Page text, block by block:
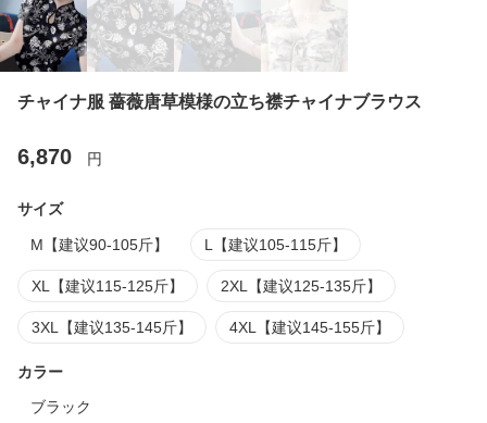
チャイナ服 薔薇唐草模様の立ち襟チャイナブラウス
6,870 円
サイズ
M【建议90-105斤】 L【建议105-115斤】
XL【建议115-125斤】 2XL【建议125-135斤】
3XL【建议135-145斤】 4XL【建议145-155斤】
カラー
ブラック